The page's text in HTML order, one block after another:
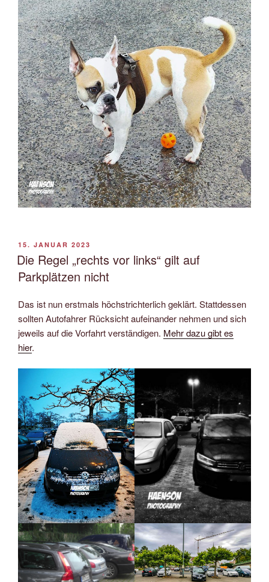
VERÖFFENTLICHT
AM
15. JANUAR 2023
Die Regel „rechts vor links“ gilt auf
Parkplätzen nicht
Das ist nun erstmals höchstrichterlich geklärt. Stattdessen
sollten Autofahrer Rücksicht aufeinander nehmen und sich
jeweils auf die Vorfahrt verständigen. Mehr dazu gibt es
hier.